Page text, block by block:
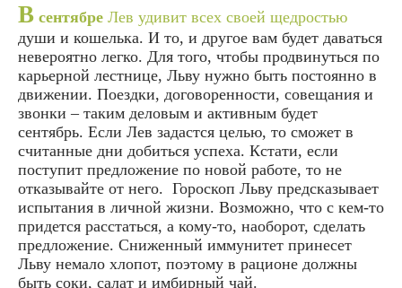
В сентябре Лев удивит всех своей щедростью
души и кошелька. И то, и другое вам будет даваться
невероятно легко. Для того, чтобы продвинуться по
карьерной лестнице, Льву нужно быть постоянно в
движении. Поездки, договоренности, совещания и
звонки – таким деловым и активным будет
сентябрь. Если Лев задастся целью, то сможет в
считанные дни добиться успеха. Кстати, если
поступит предложение по новой работе, то не
отказывайте от него. Гороскоп Льву предсказывает
испытания в личной жизни. Возможно, что с кем-то
придется расстаться, а кому-то, наоборот, сделать
предложение. Сниженный иммунитет принесет
Льву немало хлопот, поэтому в рационе должны
быть соки, салат и имбирный чай.